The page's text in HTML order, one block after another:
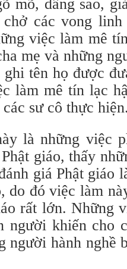
mõ, dâng sao,
chở các vong
việc làm mê
mẹ và những
ghi tên họ được
làm mê tín lạc
sư cô thực
là những việc
giáo, thấy
giá Phật giáo
do đó việc làm
rất lớn. Những
người khiến cho
người hành nghề